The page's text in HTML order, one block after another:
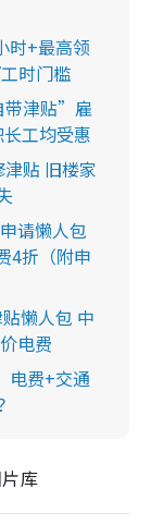
时+最高领
时门槛
带津贴”雇
工均受惠
贴 旧楼家
请懒人包
4折（附申
懒人包 中
电费
电费+交通
库